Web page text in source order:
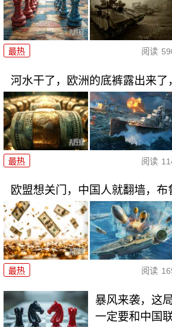
最热 阅读
河水干了，欧洲的底裤露出来了
最热 阅读
欧盟想关门，中国人就翻墙，布
最热 阅读
暴风来袭，这
一定要和中国